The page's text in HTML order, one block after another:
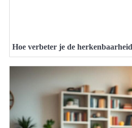
Hoe verbeter je de